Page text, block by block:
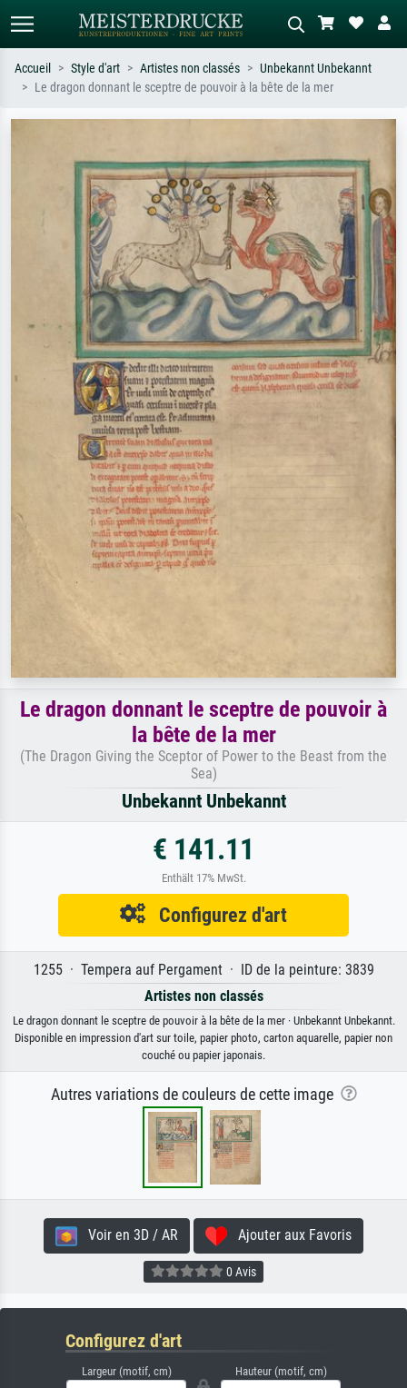
impressionnisme, vague de Hokusai,
nu.
tableau sombre, nu debout près d'un
Accueil Style d'art Artistes non classés
Unbekannt Unbekannt
Le dragon donnant le sceptre de pouvoir à la bête de la mer
Le dragon donnant le sceptre de pouvoir à
la bête de la mer
(The Dragon Giving the Sceptor of Power to the Beast from the
Sea)
Unbekannt Unbekannt
€ 141.11
Enthält 17% MwSt.
Configurez d'art
1255 · Tempera auf Pergament · ID de la peinture: 3839
Artistes non classés
Le dragon donnant le sceptre de pouvoir à la bête de la mer · Unbekannt Unbekannt.
Disponible en impression d'art sur toile, papier photo, carton aquarelle, papier non
couché ou papier japonais.
Autres variations de couleurs de cette image
Voir en 3D / AR Ajouter aux Favoris
0 Avis
Configurez d'art
Largeur (motif, cm) Hauteur (motif, cm)